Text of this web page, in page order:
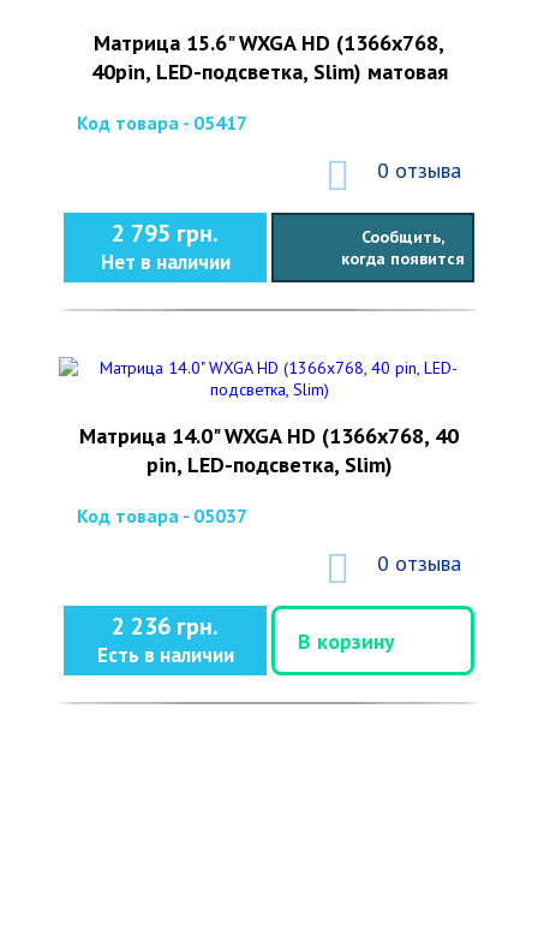
Матрица 15.6" WXGA HD (1366x768,
40pin, LED-подсветка, Slim) матовая
Код товара - 05417
0 отзыва
2 795 грн.
Нет в наличии
Сообщить,
когда появится
Матрица 14.0" WXGA HD (1366x768, 40
pin, LED-подсветка, Slim)
Код товара - 05037
0 отзыва
2 236 грн.
Есть в наличии
В корзину